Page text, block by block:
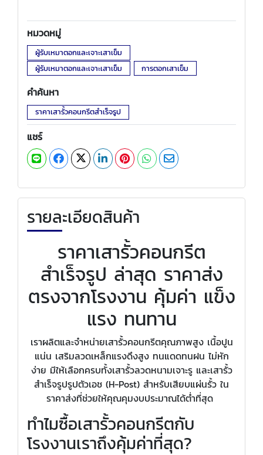
หมวดหมู่
ผู้รับเหมาตอกและเจาะเสาเข็ม
ผู้รับเหมาตอกและเจาะเสาเข็ม
การตอกเสาเข็ม
คำค้นหา
ราคาเสารั้วคอนกรีตสําเร็จรูป
แชร์
รายละเอียดสินค้า
ราคาเสารั้วคอนกรีต
สำเร็จรูป ล่าสุด ราคาส่ง
ตรงจากโรงงาน คุ้มค่า แข็ง
แรง ทนทาน
เราผลิตและจำหน่ายเสารั้วคอนกรีตคุณภาพสูง เนื้อปูน
แน่น เสริมลวดเหล็กแรงดึงสูง ทนแดดทนฝน ไม่หัก
ง่าย มีให้เลือกครบทั้งเสารั้วลวดหนามเจาะรู และเสารั้ว
สำเร็จรูปรูปตัวเอช (H-Post) สำหรับเสียบแผ่นรั้ว ใน
ราคาส่งที่ช่วยให้คุณคุมงบประมาณได้ต่ำที่สุด
ทำไมซื้อเสารั้วคอนกรีตกับ
โรงงานเราถึงคุ้มค่าที่สุด?